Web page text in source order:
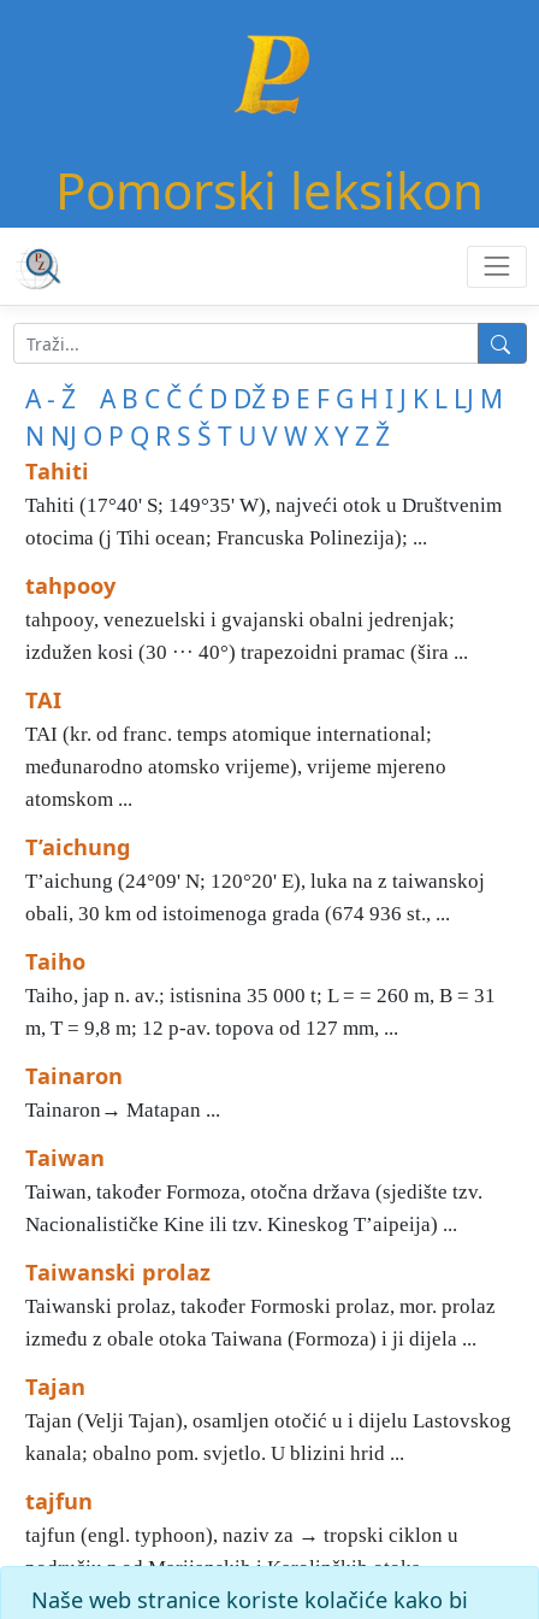
Pomorski leksikon
A - Ž A B C Č Ć D DŽĐ E F G H I J K L LJ M
N NJ O P Q R S Š T U VWXYZŽ
Tahiti
Tahiti (17°40' S; 149°35' W), najveći otok u Društvenim
otocima (j Tihi ocean; Francuska Polinezija); ...
tahpooy
tahpooy, venezuelski i gvajanski obalni jedrenjak;
izdužen kosi (30 ··· 40°) trapezoidni pramac (šira ...
TAI
TAI (kr. od franc. temps atomique international;
međunarodno atomsko vrijeme), vrijeme mjereno
atomskom ...
T’aichung
T’aichung (24°09' N; 120°20' E), luka na z taiwanskoj
obali, 30 km od istoimenoga grada (674 936 st., ...
Taiho
Taiho, jap n. av.; istisnina 35 000 t; L = = 260 m, B = 31
m, T = 9,8 m; 12 p-av. topova od 127 mm, ...
Tainaron
Tainaron→ Matapan ...
Taiwan
Taiwan, također Formoza, otočna država (sjedište tzv.
Nacionalističke Kine ili tzv. Kineskog T’aipeija) ...
Taiwanski prolaz
Taiwanski prolaz, također Formoski prolaz, mor. prolaz
između z obale otoka Taiwana (Formoza) i ji dijela ...
Tajan
Tajan (Velji Tajan), osamljen otočić u i dijelu Lastovskog
kanala; obalno pom. svjetlo. U blizini hrid ...
tajfun
tajfun (engl. typhoon), naziv za → tropski ciklon u
području z od Marijanskih i Karolinških otoka, ...
Naše web stranice koriste kolačiće kako bi